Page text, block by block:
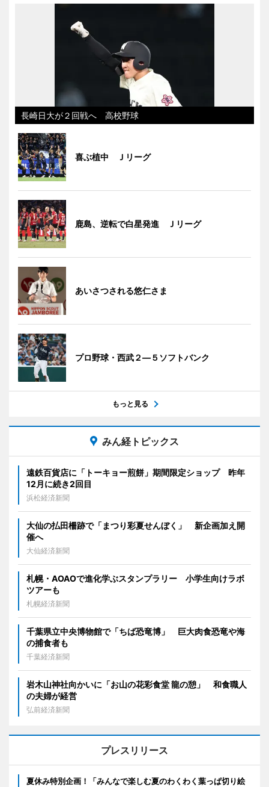
長崎日大が２回戦へ 高校野球
喜ぶ植中 Ｊリーグ
鹿島、逆転で白星発進 Ｊリーグ
あいさつされる悠仁さま
プロ野球・西武２―５ソフトバンク
もっと見る
みん経トピックス
遠鉄百貨店に「トーキョー煎餅」期間限定ショップ 昨年
12月に続き2回目
浜松経済新聞
大仙の払田柵跡で「まつり彩夏せんぼく」 新企画加え開
催へ
大仙経済新聞
札幌・AOAOで進化学ぶスタンプラリー 小学生向けラボ
ツアーも
札幌経済新聞
千葉県立中央博物館で「ちば恐竜博」 巨大肉食恐竜や海
の捕食者も
千葉経済新聞
岩木山神社向かいに「お山の花彩食堂 龍の憩」 和食職人
の夫婦が経営
弘前経済新聞
プレスリリース
夏休み特別企画！「みんなで楽しむ夏のわくわく葉っぱ切り絵